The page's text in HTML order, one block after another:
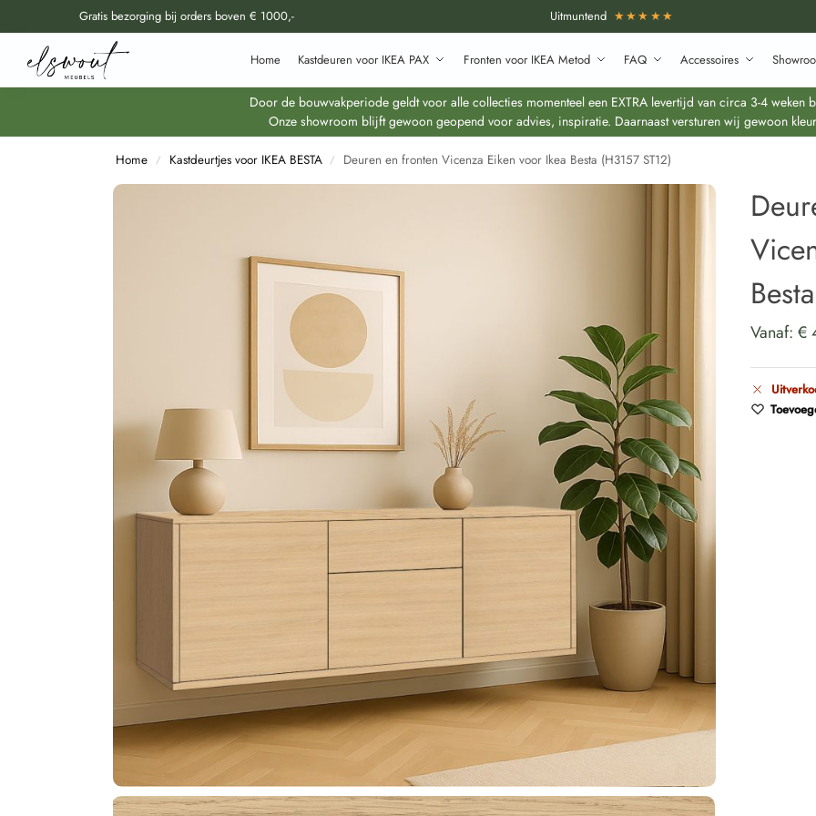
Gratis bezorging bij orders boven € 1000,- Uitmuntend ★★★★★
Home Kastdeuren voor IKEA PAX Fronten voor IKEA Metod FAQ Accessoires
Doorzoek al onze producten
Door de bouwvakperiode geldt voor alle collecties momenteel een EXTRA levertijd van circa 3-4 weken
Onze showroom blijft gewoon geopend voor advies, inspiratie. Daarnaast versturen wij gewoon
Home / Kastdeurtjes voor IKEA BESTA / Deuren en fronten Vicenza Eiken voor Ikea Besta (H3157 ST12)
Vanaf:€